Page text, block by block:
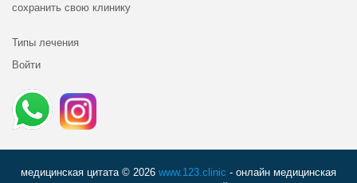
сохранить свою клинику
Типы лечения
Войти
медицинская цитата © 2026 www.123.clinic - онлайн медицинская